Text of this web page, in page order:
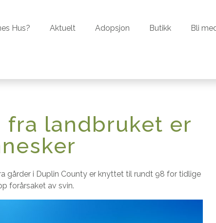
Hus? Aktuelt Adopsjon Butikk Bli
landbruket er
gårder i Duplin County er knyttet til rundt 98 for tidlige
forårsaket av svin.